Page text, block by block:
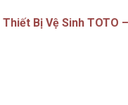
Thiết Bị Vệ Sinh TOTO